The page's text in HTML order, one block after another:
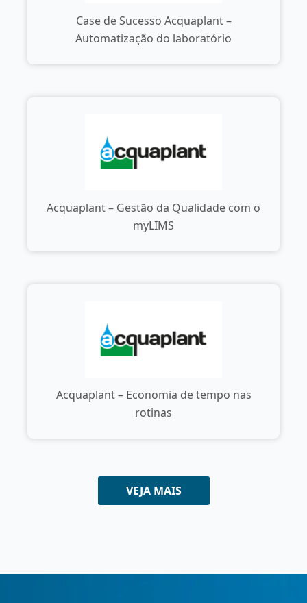
Case de Sucesso Acquaplant –
Automatização do laboratório
Acquaplant – Gestão da Qualidade com o
myLIMS
Acquaplant – Economia de tempo nas
rotinas
VEJA MAIS